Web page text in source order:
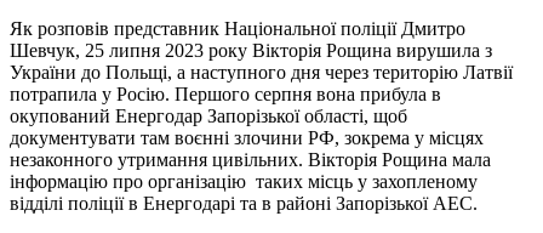
Як розповів представник Національної поліції Дмитро
Шевчук, 25 липня 2023 року Вікторія Рощина вирушила з
України до Польщі, а наступного дня через територію Латвії
потрапила у Росію. Першого серпня вона прибула в
окупований Енергодар Запорізької області, щоб
документувати там воєнні злочини РФ, зокрема у місцях
незаконного утримання цивільних. Вікторія Рощина мала
інформацію про організацію таких місць у захопленому
відділі поліції в Енергодарі та в районі Запорізької АЕС.